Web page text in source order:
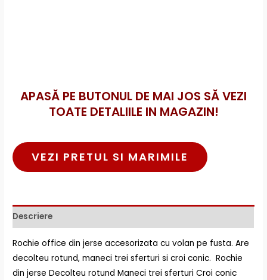
APASĂ PE BUTONUL DE MAI JOS SĂ VEZI
TOATE DETALIILE IN MAGAZIN!
VEZI PRETUL SI MARIMILE
Descriere
Rochie office din jerse accesorizata cu volan pe fusta. Are
decolteu rotund, maneci trei sferturi si croi conic. Rochie
din jerse Decolteu rotund Maneci trei sferturi Croi conic